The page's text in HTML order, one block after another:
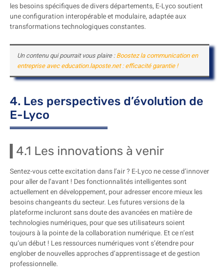
les besoins spécifiques de divers départements, E-Lyco soutient
une configuration interopérable et modulaire, adaptée aux
transformations technologiques constantes.
Un contenu qui pourrait vous plaire :Boostez la communication en
entreprise avec education.laposte.net : efficacité garantie !
4. Les perspectives d’évolution de
E-Lyco
4.1 Les innovations à venir
Sentez-vous cette excitation dans l’air ? E-Lyco ne cesse d’innover
pour aller de l’avant ! Des fonctionnalités intelligentes sont
actuellement en développement, pour adresser encore mieux les
besoins changeants du secteur. Les futures versions de la
plateforme incluront sans doute des avancées en matière de
technologies numériques, pour que ses utilisateurs soient
toujours à la pointe de la collaboration numérique. Et ce n’est
qu’un début ! Les ressources numériques vont s’étendre pour
englober de nouvelles approches d’apprentissage et de gestion
professionnelle.